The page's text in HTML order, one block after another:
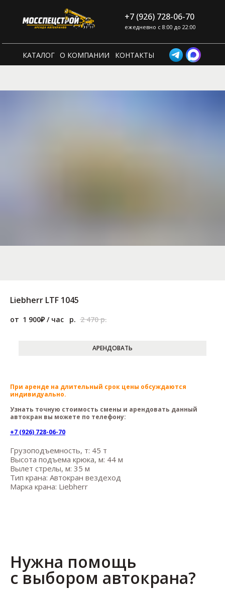
ежедневно с 8:00 до 22:00
+7 (926) 728-06-70
КАТАЛОГ О КОМПАНИИ КОНТАКТЫ
Liebherr LTF 1045
1 900 р. 2 470 р.
АРЕНДОВАТЬ
При аренде на длительный срок цены обсуждаются
индивидуально.
Узнать точную стоимость смены и арендовать данный
автокран вы можете по телефону:
+7 (926) 728-06-70
Грузоподъемность, т: 45 т
Высота подъема крюка, м: 44 м
Вылет стрелы, м: 35 м
Тип крана: Автокран вездеход
Марка крана: Liebherr
Нужна помощь
с выбором автокрана?